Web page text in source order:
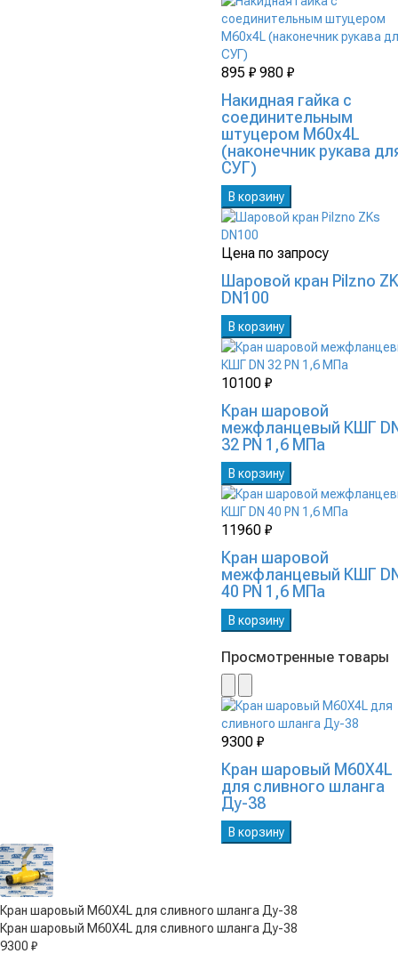
895 ₽ 980 ₽
Накидная гайка с
соединительным
штуцером М60х4L
(наконечник рукава
СУГ)
В корзину
Цена по запросу
Шаровой кран Pilzno
DN100
В корзину
10100 ₽
Кран шаровой
межфланцевый КШГ
32 PN 1,6 МПа
В корзину
11960 ₽
Кран шаровой
межфланцевый КШГ
40 PN 1,6 МПа
В корзину
Просмотренные товары
9300 ₽
Кран шаровый М60Х4L
для сливного шланга
Ду-38
В корзину
Кран шаровый М60Х4L для сливного шланга Ду-38
Кран шаровый М60Х4L для сливного шланга Ду-38
9300 ₽